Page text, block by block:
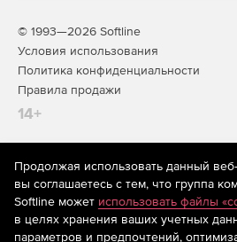
© 1993—2026 Softline
Условия использования
Политика конфиденциальности
Правила продажи
14+
На информационном ресурсе
рекомендательные технологии
предоставления информации на
систематизации и анализа сведений,
предпочтениям пользователей сети
Продолжая использовать данный веб-
вы соглашаетесь с тем, что группа
Softline может использовать файлы
в целях хранения ваших учетных
параметров и предпочтений,